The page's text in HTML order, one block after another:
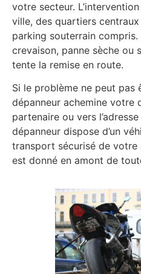
votre secteur.
ville, des quartiers
parking souterrain
crevaison, panne sèche ou
tente la remise en route.
Si le problème ne peut pas
dépanneur achemine votre
partenaire ou vers
dépanneur dispose d’un
transport sécurisé de
est donné en amont de